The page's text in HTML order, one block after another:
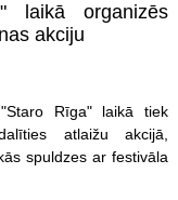
laikā organizēs
akciju
Rīga" laikā tiek
atlaižu akcijā,
spuldzes ar festivāla